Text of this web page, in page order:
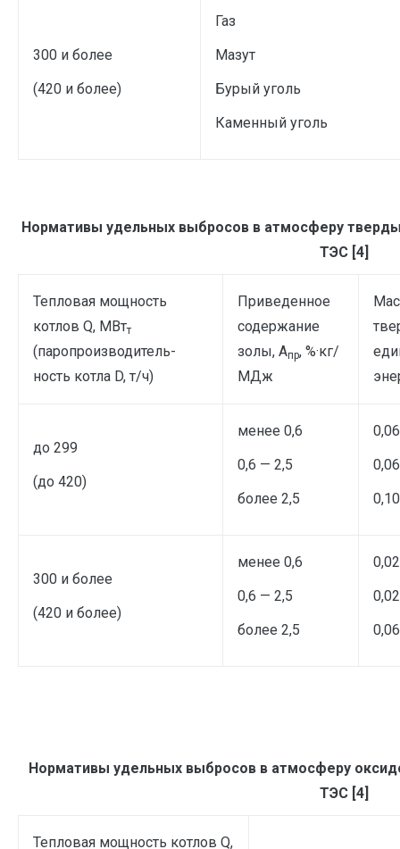
300 и более
(420 и более)
Газ
Мазут
Бурый уголь
Каменный уголь
Нормативы удельных выбросов в атмосферу
ТЭС [4]
Тепловая мощность
котлов Q, МВтт
(паропроизводитель-
ность котла D, т/ч)
Приведенное
содержание
золы, Апр, %·кг/
МДж
до 299
(до 420)
менее 0,6
0,6 — 2,5
более 2,5
0,06
0,10
300 и более
(420 и более)
менее 0,6
0,6 — 2,5
более 2,5
0,02
0,06
Нормативы удельных выбросов в атмосферу
ТЭС [4]
Тепловая мощность котлов Q,